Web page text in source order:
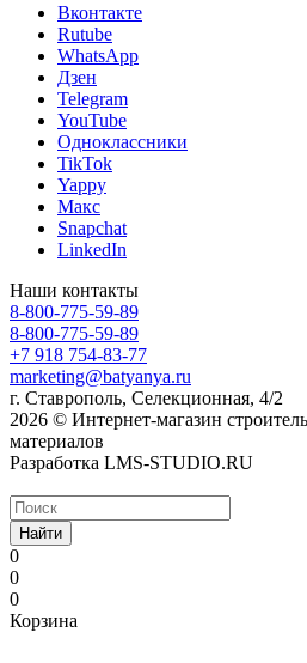
Вконтакте
Rutube
WhatsApp
Дзен
Telegram
YouTube
Одноклассники
TikTok
Yappy
Макс
Snapchat
LinkedIn
Наши контакты
8-800-775-59-89
8-800-775-59-89
+7 918 754-83-77
marketing@batyanya.ru
г. Ставрополь, Селекционная, 4/2
2026 © Интернет-магазин
материалов
Разработка LMS-STUDIO.RU
Найти
0
0
0
Корзина